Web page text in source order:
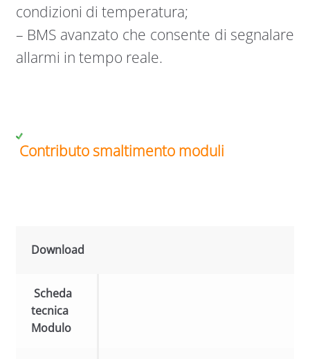
condizioni di temperatura;
– BMS avanzato che consente di segnalare
allarmi in tempo reale.
Contributo smaltimento moduli
Download
Scheda
tecnica
Modulo